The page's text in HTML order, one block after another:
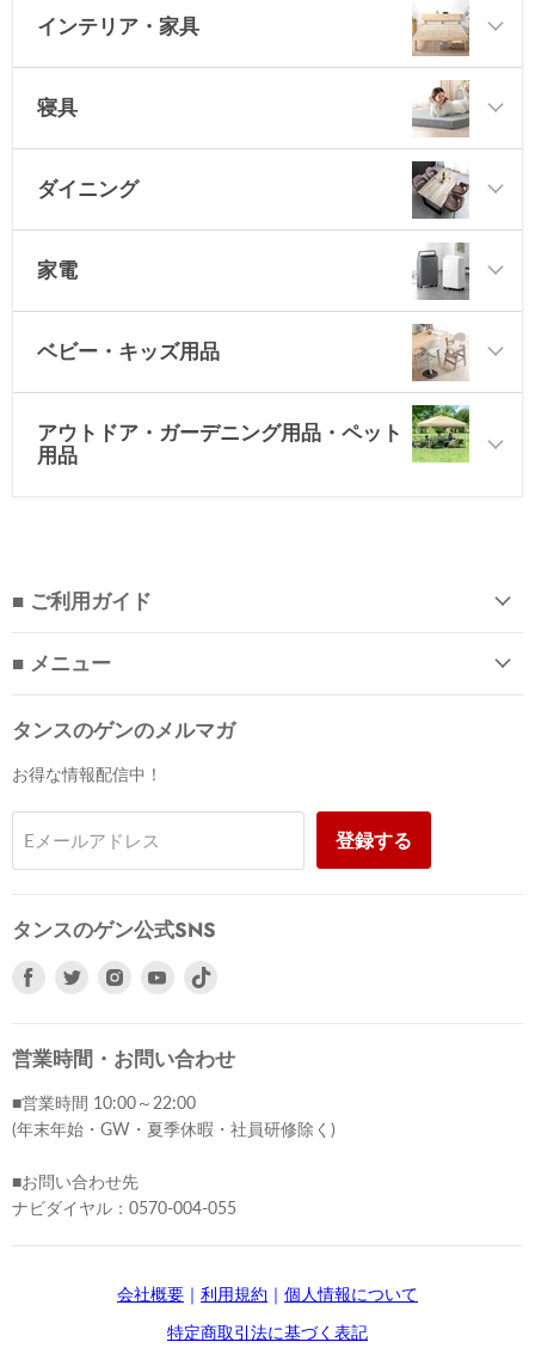
インテリア・家具
寝具
ダイニング
家電
ベビー・キッズ用品
アウトドア・ガーデニング用品・ペット
用品
■ ご利用ガイド
■ メニュー
タンスのゲンのメルマガ
お得な情報配信中！
Eメールアドレス 登録する
タンスのゲン公式SNS
Facebook
つ
て
く
さ
い
Twitter
つ
て
く
さ
い
Instagram
つ
て
く
さ
い
Youtube
つ
て
く
い
営業時間・お問い合わせ
■営業時間 10:00～22:00
(年末年始・GW・夏季休暇・社員研修除く)
■お問い合わせ先
ナビダイヤル：0570-004-055
会社概要 ｜ 利用規約 ｜ 個人情報について
特定商取引法に基づく表記